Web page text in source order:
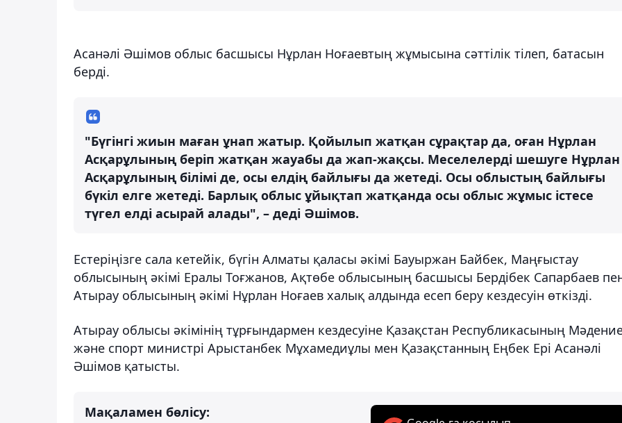
Асанәлі Әшімов облыс басшысы Нұрлан Ноғаевтың жұмысына сәттілік тілеп, батасын
берді.
"Бүгінгі жиын маған ұнап жатыр. Қойылып жатқан сұрақтар да, оған Нұрлан
Асқарұлының беріп жатқан жауабы да жап-жақсы. Меселелерді шешуге Нұрлан
Асқарұлының білімі де, осы елдің байлығы да жетеді. Осы облыстың байлығы
бүкіл елге жетеді. Барлық облыс ұйықтап жатқанда осы облыс жұмыс істесе
түгел елді асырай алады", – деді Әшімов.
Естеріңізге сала кетейік, бүгін Алматы қаласы әкімі Бауыржан Байбек, Маңғыстау
облысының әкімі Ералы Тоғжанов, Ақтөбе облысының басшысы Бердібек Сапарбаев
Атырау облысының әкімі Нұрлан Ноғаев халық алдында есеп беру кездесуін өткізді.
Атырау облысы әкімінің тұрғындармен кездесуіне Қазақстан Республикасының
және спорт министрі Арыстанбек Мұхамедиұлы мен Қазақстанның Еңбек Ері Асанәлі
Әшімов қатысты.
Мақаламен бөлісу: